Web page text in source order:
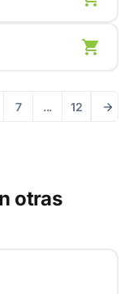
7 ... 12
otras